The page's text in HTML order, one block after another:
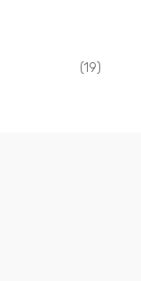
(19)